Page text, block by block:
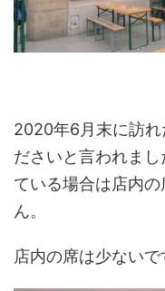
2020年6月末に訪れ
ださいと言われま
ている場合は店内
ん。
店内の席は少ないで